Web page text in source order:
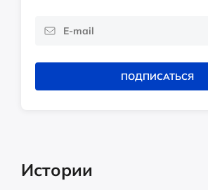
ПОДПИСАТЬСЯ
Истории